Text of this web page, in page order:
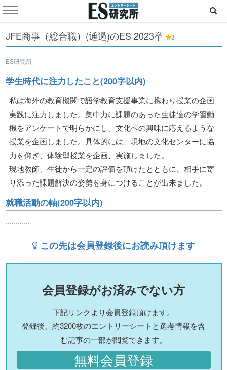
JFE商事（総合職）(通過)のES 2023卒 3
ES研究所
学生時代に注力したこと(200字以内)
私は海外の教育機関で語学教育支援事業に携わり授業の企画
実践に注力しました。集中力に課題のあった生徒達の学習動
機をアンケートで明らかにし、文化への興味に応えるような
授業を企画しました。具体的には、現地の文化センターに協
力を仰ぎ、体験型授業を企画、実施しました。
現地教師、生徒から一定の評価を頂けたとともに、相手に寄
り添った課題解決の姿勢を身につけることが出来ました。
就職活動の軸(200字以内)
............
この先は会員登録後にお読み頂けます
会員登録がお済みでない方
下記リンクより会員登録頂けます。
登録後、約3200枚のエントリーシートと選考情報を含
む記事の一部が閲覧できます。
無料会員登録